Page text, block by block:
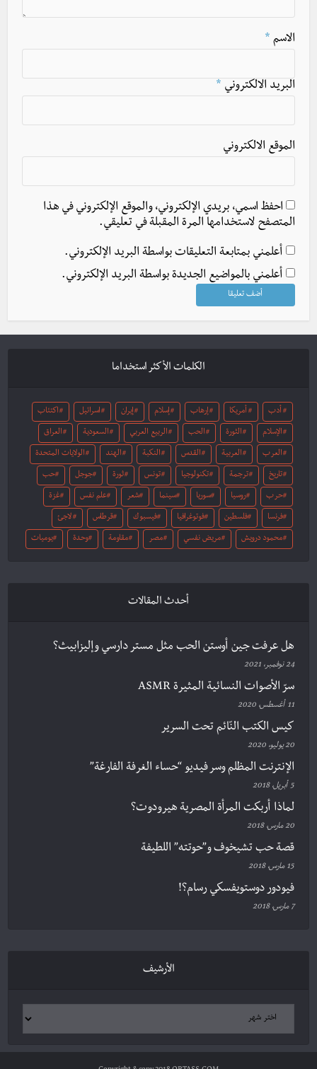
الاسم *
البريد الالكتروني *
الموقع الالكتروني
احفظ اسمي، بريدي الإلكتروني، والموقع الإلكتروني في هذا
المتصفح لاستخدامها المرة المقبلة في تعليقي.
أعلمني بمتابعة التعليقات بواسطة البريد الإلكتروني.
أعلمني بالمواضيع الجديدة بواسطة البريد الإلكتروني.
الكلمات الأكثر استخداما
أدب أمريكا إرهاب إسلام إيران اسرائيل اكتئاب
الإسلام الثورة الحب الربيع العربي السعودية العراق
العرب العربية القدس النكبة الهند الولايات المتحدة
تاريخ ترجمة تكنولوجيا تونس ثورة جوجل حب
حرب روسيا سوريا سينما شعر علم نفس غزة
فرنسا فلسطين فوتوغرافيا فيسبوك قرطاس لاجئ
محمود درويش مريض نفسي مصر مقاومة وحدة يوميات
أحدث المقالات
هل عرفت جين أوستن الحب مثل مستر دارسي وإليزابيث؟
24 نوفمبر، 2021
سرّ الأصوات النسائية المثيرة ASMR
11 أغسطس، 2020
كيس الكتب النّائم تحت السرير
20 يوليو، 2020
الإنترنت المظلم وسر فيديو “حساء الغرفة الفارغة”
5 أبريل، 2018
لماذا أربكت المرأة المصرية هيرودوت؟
20 مارس، 2018
قصة حب تشيخوف و”حوتته” اللطيفة
15 مارس، 2018
فيودور دوستويفسكي رسام؟!
7 مارس، 2018
الأرشيف